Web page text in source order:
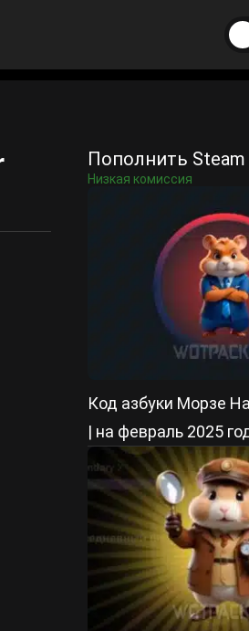
Пополнить Steam
Низкая комиссия
Код азбуки Морзе
| на февраль 2025